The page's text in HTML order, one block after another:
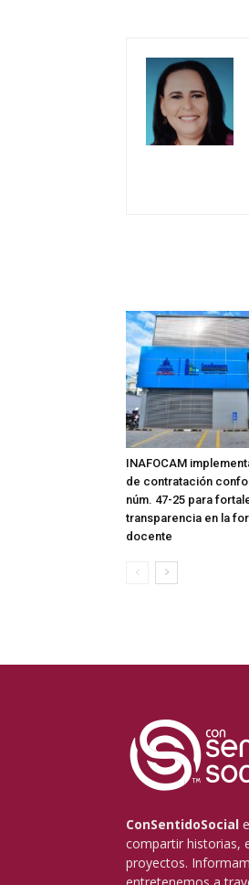
INAFOCAM
de contratación
núm. 47-25 para
transparencia en la
docente
ConSentidoSocial
compartir historias,
proyectos.
entretenemos a